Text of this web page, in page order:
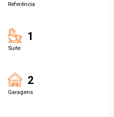
Referência
1
Suite
2
Garagens